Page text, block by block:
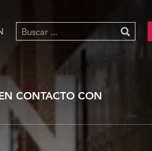
CONTACTO CON